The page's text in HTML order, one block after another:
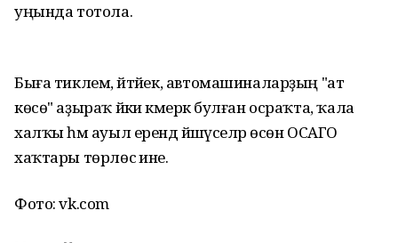
уңында тотола.
Быға тиклем, әйтәйек, автомашиналарҙың "ат
көсө" аҙыраҡ йәки кәмерәк булған осраҡта, ҡала
халҡы һәм ауыл ерендә йәшәүселәр өсөн ОСАГО
хаҡтары төрлөсә ине.
Фото: vk.com